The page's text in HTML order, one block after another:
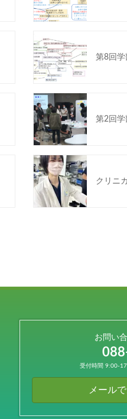
第8回学
第2回学
クリニ
お問い
受付時間 9:00-
メール